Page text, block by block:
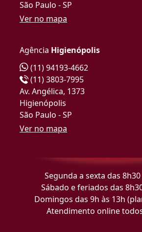
São Paulo - SP
Ver no mapa
Agência Higienópolis
(11) 94193-4662
(11) 3803-7995
Av. Angélica, 1373
Higienópolis
São Paulo - SP
Ver no mapa
Segunda a sexta das
Sábado e feriados das
Domingos das 9h às 13h
Atendimento online